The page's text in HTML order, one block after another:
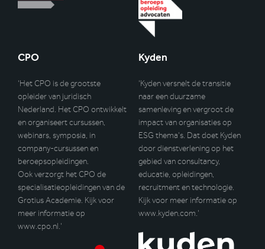
CPO
‘Het CPO is de grootste
opleider van juridisch
Nederland. Het CPO ontwikkelt
en organiseert cursussen,
webinars, symposia, in
company-cursussen en
beroepsopleidingen.
Ook verzorgt het CPO de
specialisatieopleidingen van de
Grotius Academie. Kijk voor
meer informatie op
www.cpo.nl.’
Kyden
‘Kyden versnelt de transitie
naar een duurzame
samenleving en vergroot de
impact van organisaties op
ESG thema’s. Dat doet Kyden
door dienstverlening op het
gebied van consultancy,
educatie, opleidingen,
recruitment en technologie.
Kijk voor meer informatie op
www.kyden.com.’